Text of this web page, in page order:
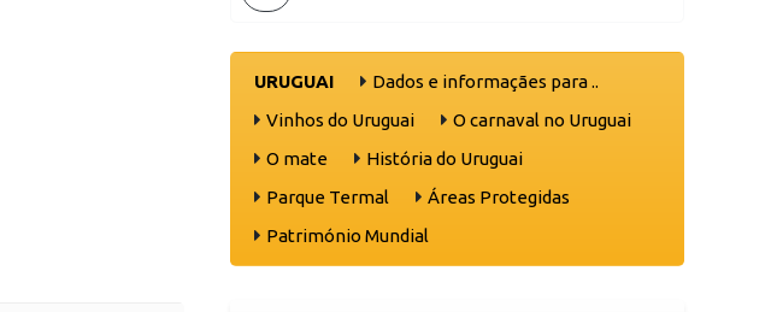
URUGUAI
Dados e informaçães para ..
Vinhos do Uruguai
O carnaval no Uruguai
O mate
História do Uruguai
Parque Termal
Áreas Protegidas
Património Mundial